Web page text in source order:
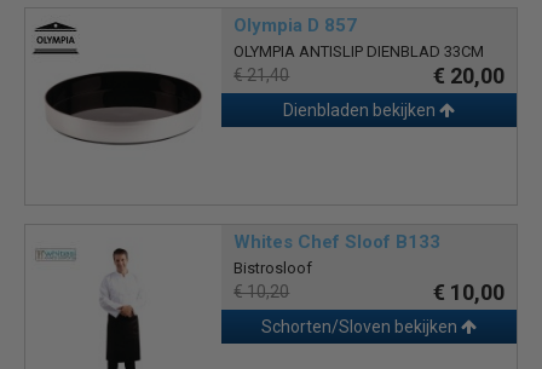
Olympia D 857
OLYMPIA ANTISLIP DIENBLAD 33CM
€ 21,40 € 20,00
Dienbladen bekijken
Whites Chef Sloof B133
Bistrosloof
€ 10,20 € 10,00
Schorten/Sloven bekijken